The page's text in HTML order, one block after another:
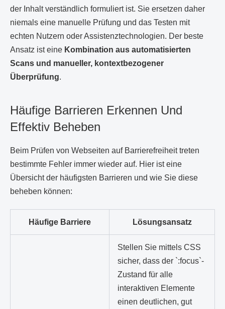
der Inhalt verständlich formuliert ist. Sie ersetzen daher
niemals eine manuelle Prüfung und das Testen mit
echten Nutzern oder Assistenztechnologien. Der beste
Ansatz ist eine Kombination aus automatisierten
Scans und manueller, kontextbezogener
Überprüfung.
Häufige Barrieren Erkennen Und
Effektiv Beheben
Beim Prüfen von Webseiten auf Barrierefreiheit treten
bestimmte Fehler immer wieder auf. Hier ist eine
Übersicht der häufigsten Barrieren und wie Sie diese
beheben können:
Häufige Barriere Lösungsansatz
Stellen Sie mittels CSS
sicher, dass der `:focus`-
Zustand für alle
interaktiven Elemente
einen deutlichen, gut